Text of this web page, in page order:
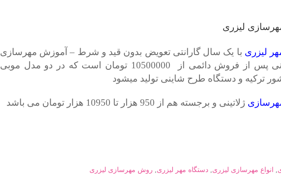
لیزری
لیزری با یک سال گارانتی تعویض بدون قید و شرط – آموزش مهرسازی
لیزری و پشتیبانی پس از فروش دائمی از 10500000 تومان است که در دو مدل موبی
ترکیه و دستگاه طرح شاینی تولید میشود
ژلاتینی و برجسته هم از 950 هزار تا 10950 هزار تومان می باشد
انواع مهرسازی لیزری ,دستگاه مهر لیزری روش مهرسازی لیزری